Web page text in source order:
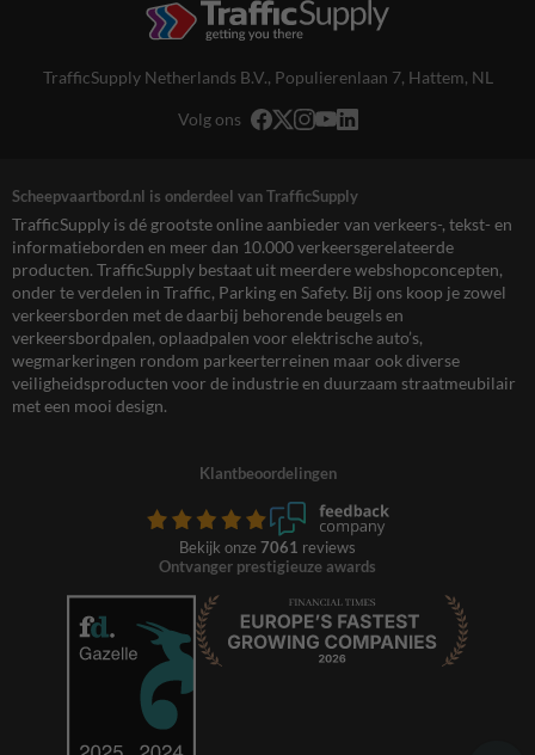
TrafficSupply Netherlands B.V., Populierenlaan 7, Hattem, NL
Volg ons
Scheepvaartbord.nl is onderdeel van TrafficSupply
TrafficSupply is dé grootste online aanbieder van verkeers-, tekst- en
informatieborden en meer dan 10.000 verkeersgerelateerde
producten. TrafficSupply bestaat uit meerdere webshopconcepten,
onder te verdelen in Traffic, Parking en Safety. Bij ons koop je zowel
verkeersborden met de daarbij behorende beugels en
verkeersbordpalen, oplaadpalen voor elektrische auto’s,
wegmarkeringen rondom parkeerterreinen maar ook diverse
veiligheidsproducten voor de industrie en duurzaam straatmeubilair
met een mooi design.
Klantbeoordelingen
Bekijk onze 7061 reviews
Ontvanger prestigieuze awards